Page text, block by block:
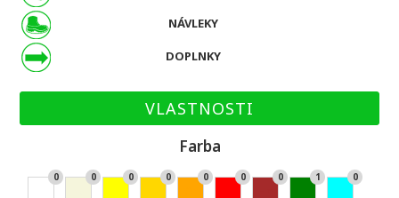
NÁVLEKY
DOPLNKY
VLASTNOSTI
Farba
0 0 0 0 0 0 0 1 0